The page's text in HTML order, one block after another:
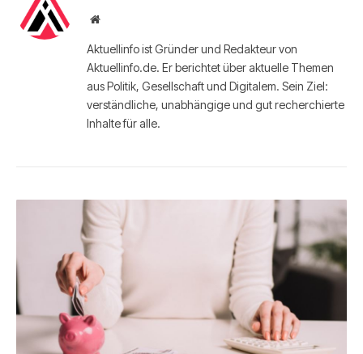
Website
Aktuellinfo ist Gründer und Redakteur von
Aktuellinfo.de. Er berichtet über aktuelle Themen
aus Politik, Gesellschaft und Digitalem. Sein Ziel:
verständliche, unabhängige und gut recherchierte
Inhalte für alle.